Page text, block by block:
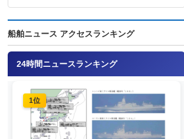
船舶ニュース アクセスランキング
24時間ニュースランキング
1位